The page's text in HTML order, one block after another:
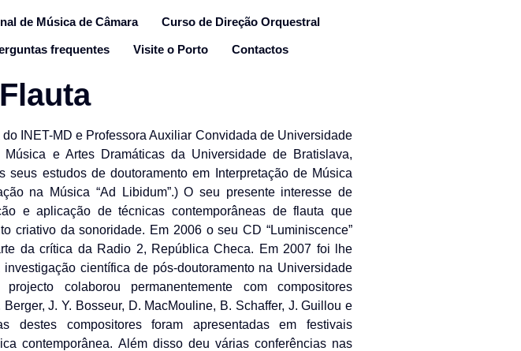
de Música de Câmara Curso de Direção Orquestral
frequentes Visite o Porto Contactos
INET-MD e Professora Auxiliar Convidada de Universidade
e Artes Dramáticas da Universidade de Bratislava,
seus estudos de doutoramento em Interpretação de Música
na Música “Ad Libidum”.) O seu presente interesse de
e aplicação de técnicas contemporâneas de flauta que
criativo da sonoridade. Em 2006 o seu CD “Luminiscence”
da crítica da Radio 2, República Checa. Em 2007 foi lhe
científica de pós-doutoramento na Universidade
colaborou permanentemente com compositores
J. Y. Bosseur, D. MacMouline, B. Schaffer, J. Guillou e
destes compositores foram apresentadas em festivais
contemporânea. Além disso deu várias conferências nas